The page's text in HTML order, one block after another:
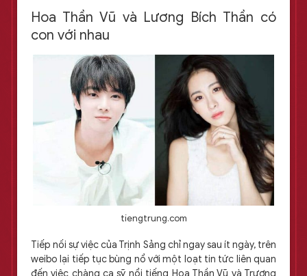
Hoa Thần Vũ và Lương Bích Thần có
con với nhau
tiengtrung.com
Tiếp nối sự việc của Trịnh Sảng chỉ ngay sau ít ngày, trên
weibo lại tiếp tục bùng nổ với một loạt tin tức liên quan
đến việc chàng ca sỹ nổi tiếng Hoa Thần Vũ và Trương